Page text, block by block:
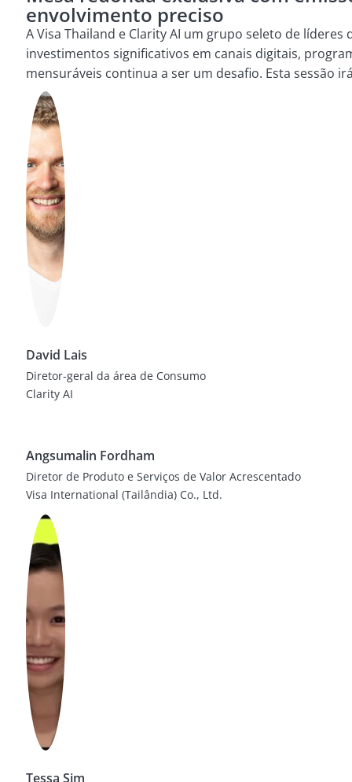
envolvimento preciso
A Visa Thailand e Clarity AI um grupo seleto de
investimentos significativos em canais digitais,
mensuráveis continua a ser um desafio. Esta sessão
David Lais
Diretor-geral da área de Consumo
Clarity AI
Angsumalin Fordham
Diretor de Produto e Serviços de Valor Acrescentado
Visa International (Tailândia) Co., Ltd.
Tessa Sim